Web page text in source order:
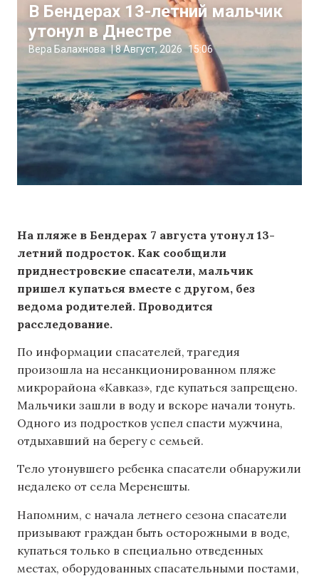
В Бендерах 13-летний мальчик
утонул в Днестре
Вера Балахнова |8 Август, 2026 15:06
На пляже в Бендерах 7 августа утонул 13-
летний подросток. Как сообщили
приднестровские спасатели, мальчик
пришел купаться вместе с другом, без
ведома родителей. Проводится
расследование.
По информации спасателей, трагедия
произошла на несанкционированном пляже
микрорайона «Кавказ», где купаться запрещено.
Мальчики зашли в воду и вскоре начали тонуть.
Одного из подростков успел спасти мужчина,
отдыхавший на берегу с семьей.
Тело утонувшего ребенка спасатели обнаружили
недалеко от села Меренешты.
Напомним, с начала летнего сезона спасатели
призывают граждан быть осторожными в воде,
купаться только в специально отведенных
местах, оборудованных спасательными постами,